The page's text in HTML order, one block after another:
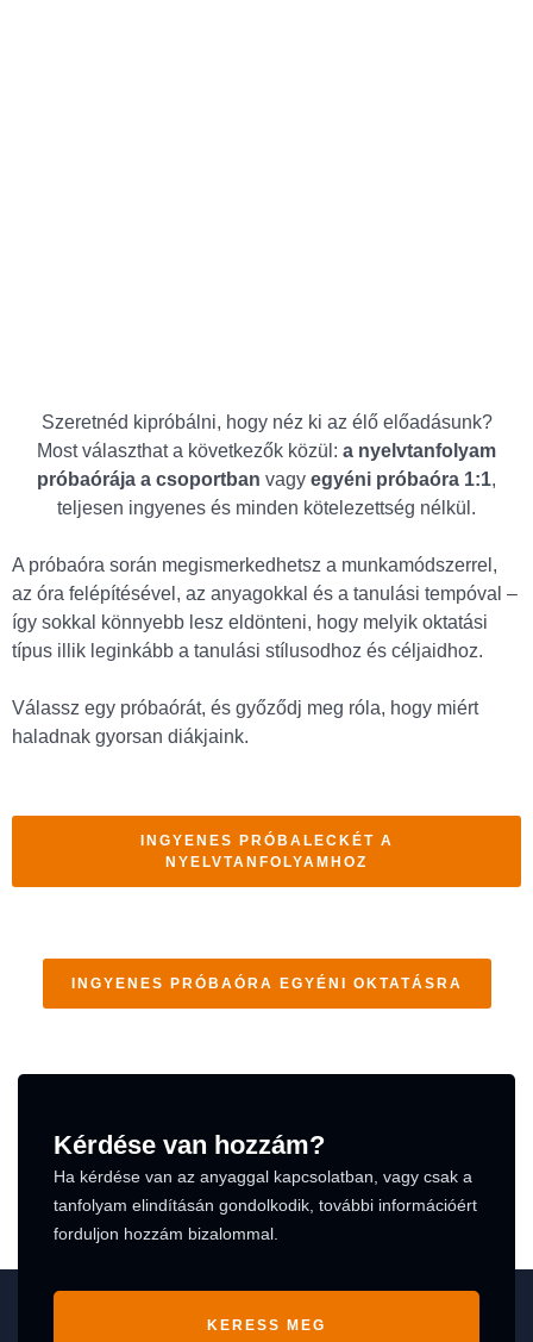
Szeretnéd kipróbálni, hogy néz ki az élő előadásunk?
Most választhat a következők közül: a nyelvtanfolyam
próbaórája a csoportban vagy egyéni próbaóra 1:1,
teljesen ingyenes és minden kötelezettség nélkül.
A próbaóra során megismerkedhetsz a munkamódszerrel,
az óra felépítésével, az anyagokkal és a tanulási tempóval –
így sokkal könnyebb lesz eldönteni, hogy melyik oktatási
típus illik leginkább a tanulási stílusodhoz és céljaidhoz.
Válassz egy próbaórát, és győződj meg róla, hogy miért
haladnak gyorsan diákjaink.
INGYENES PRÓBALECKÉT A
NYELVTANFOLYAMHOZ
INGYENES PRÓBAÓRA EGYÉNI OKTATÁSRA
Kérdése van hozzám?
Ha kérdése van az anyaggal kapcsolatban, vagy csak a
tanfolyam elindításán gondolkodik, további információért
forduljon hozzám bizalommal.
KERESS MEG